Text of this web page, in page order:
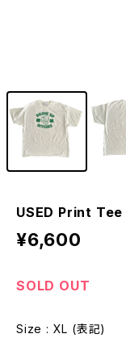
USED Print Tee
¥6,600
SOLD OUT
Size : XL (表記)